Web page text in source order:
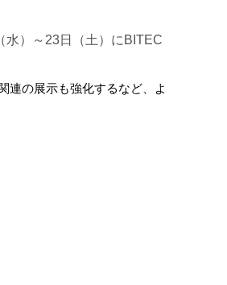
水）～23日（土）にBITEC
連の展示も強化するなど、よ